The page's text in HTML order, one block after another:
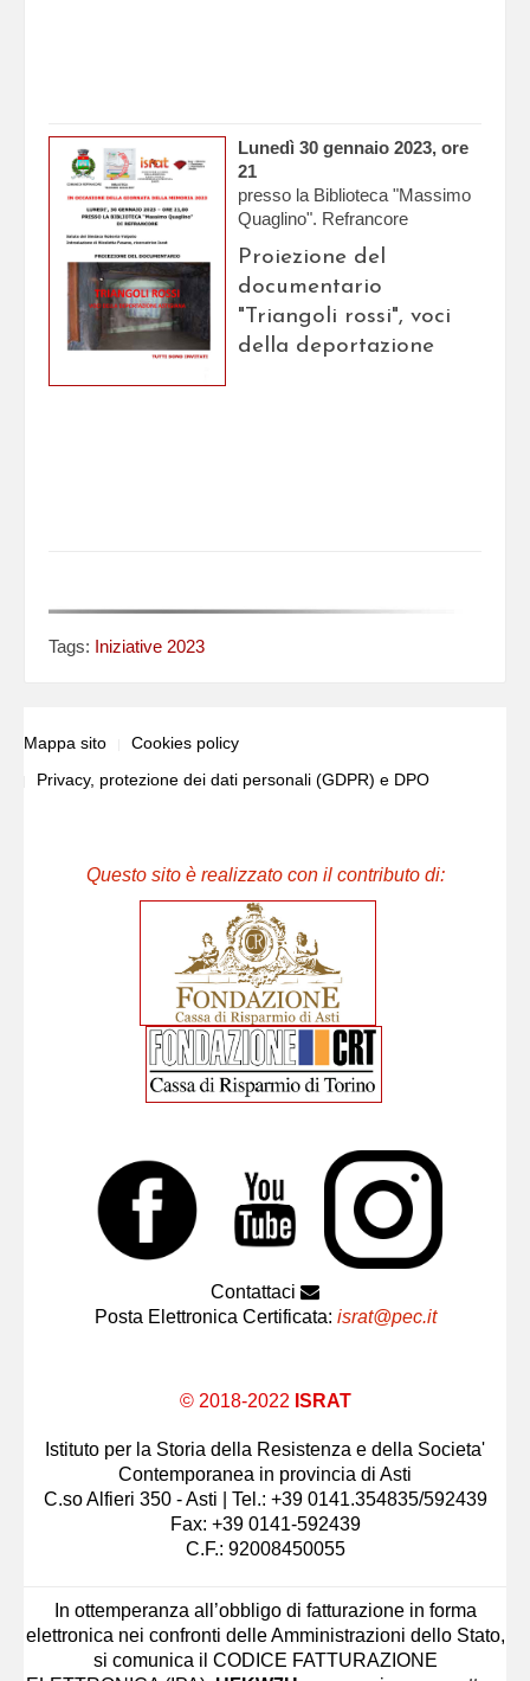
Lunedì 30 gennaio 2023, ore
21
presso la Biblioteca "Massimo
Quaglino". Refrancore
Proiezione del
documentario
"Triangoli rossi", voci
della deportazione
Tags: Iniziative 2023
Mappa sito
Cookies policy
Privacy, protezione dei dati personali (GDPR) e DPO
Questo sito è realizzato con il contributo di:
Contattaci
Posta Elettronica Certificata: israt@pec.it
© 2018-2022 ISRAT
Istituto per la Storia della Resistenza e della Societa'
Contemporanea in provincia di Asti
C.so Alfieri 350 - Asti | Tel.: +39 0141.354835/592439
Fax: +39 0141-592439
C.F.: 92008450055
In ottemperanza all’obbligo di fatturazione in forma
elettronica nei confronti delle Amministrazioni dello Stato,
si comunica il CODICE FATTURAZIONE